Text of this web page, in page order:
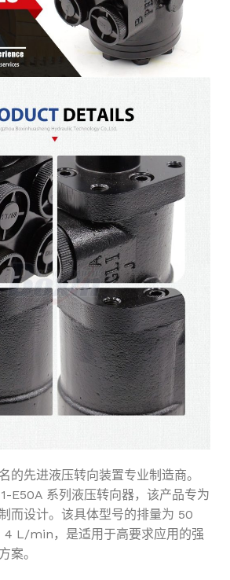
的先进液压转向装置专业制造商。
E50A 系列液压转向器，该产品专为
而设计。该具体型号的排量为 50
L/min，是适用于高要求应用的强
案。